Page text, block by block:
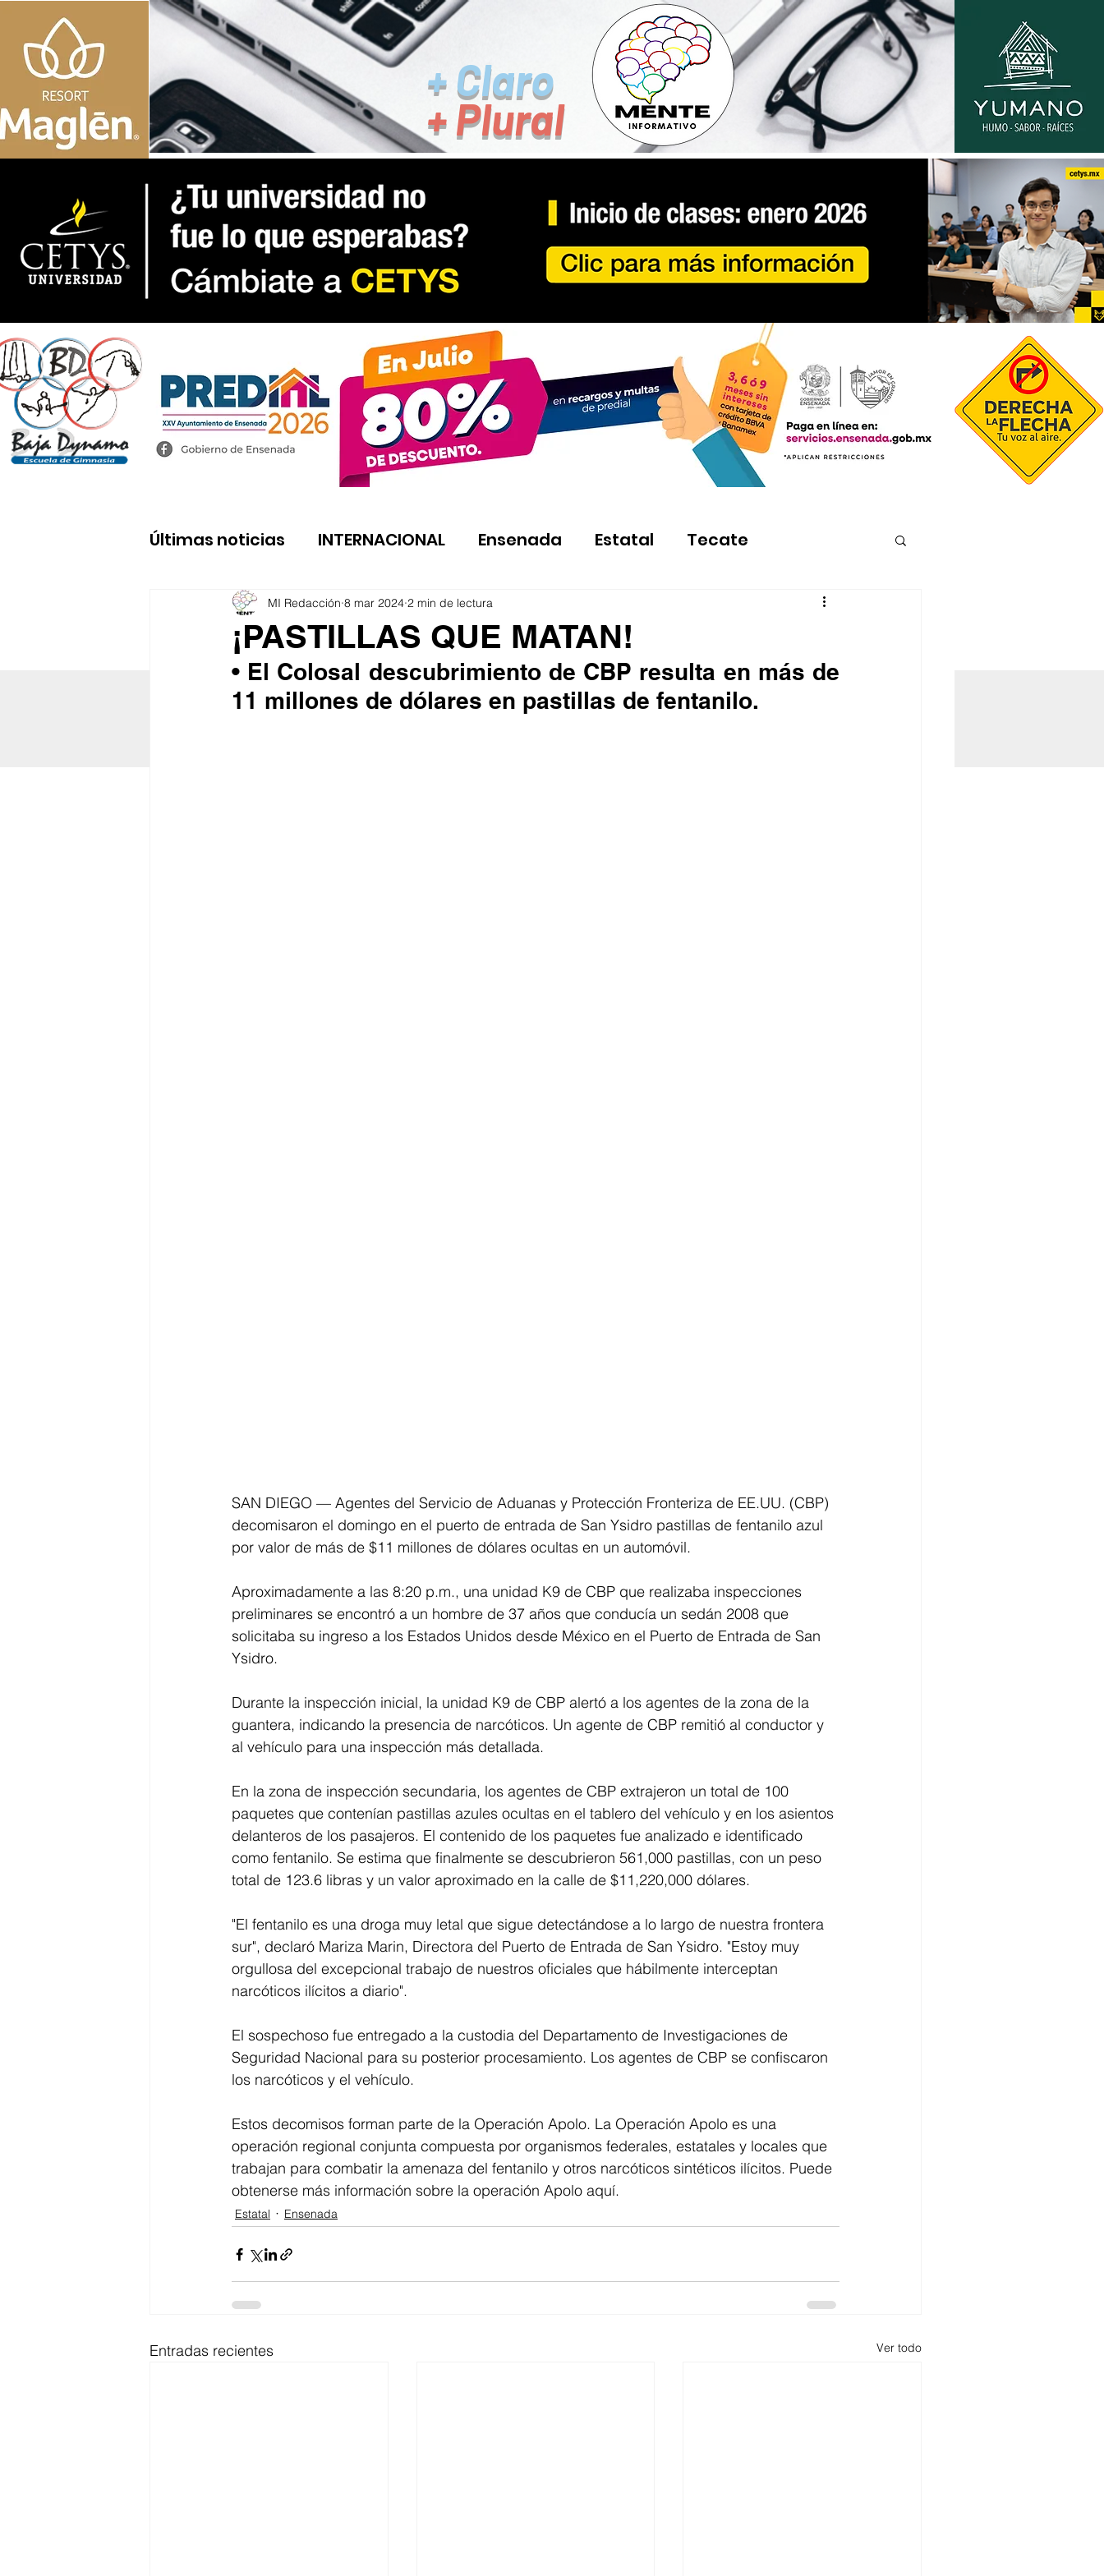
+ Claro
+ Plural
Últimas noticias INTERNACIONAL Ensenada Estatal Tecate
¡PASTILLAS QUE MATAN!
MI Redacción 8 mar 2024 2 min de lectura
• El Colosal descubrimiento de CBP resulta en más de
11 millones de dólares en pastillas de fentanilo.
SAN DIEGO — Agentes del Servicio de Aduanas y Protección Fronteriza de EE.UU. (CBP)
decomisaron el domingo en el puerto de entrada de San Ysidro pastillas de fentanilo azul
por valor de más de $11 millones de dólares ocultas en un automóvil.
Aproximadamente a las 8:20 p.m., una unidad K9 de CBP que realizaba inspecciones
preliminares se encontró a un hombre de 37 años que conducía un sedán 2008 que
solicitaba su ingreso a los Estados Unidos desde México en el Puerto de Entrada de San
Ysidro.
Durante la inspección inicial, la unidad K9 de CBP alertó a los agentes de la zona de la
guantera, indicando la presencia de narcóticos. Un agente de CBP remitió al conductor y
al vehículo para una inspección más detallada.
En la zona de inspección secundaria, los agentes de CBP extrajeron un total de 100
paquetes que contenían pastillas azules ocultas en el tablero del vehículo y en los asientos
delanteros de los pasajeros. El contenido de los paquetes fue analizado e identificado
como fentanilo. Se estima que finalmente se descubrieron 561,000 pastillas, con un peso
total de 123.6 libras y un valor aproximado en la calle de $11,220,000 dólares.
"El fentanilo es una droga muy letal que sigue detectándose a lo largo de nuestra frontera
sur", declaró Mariza Marin, Directora del Puerto de Entrada de San Ysidro. "Estoy muy
orgullosa del excepcional trabajo de nuestros oficiales que hábilmente interceptan
narcóticos ilícitos a diario".
El sospechoso fue entregado a la custodia del Departamento de Investigaciones de
Seguridad Nacional para su posterior procesamiento. Los agentes de CBP se confiscaron
los narcóticos y el vehículo.
Estos decomisos forman parte de la Operación Apolo. La Operación Apolo es una
operación regional conjunta compuesta por organismos federales, estatales y locales que
trabajan para combatir la amenaza del fentanilo y otros narcóticos sintéticos ilícitos. Puede
obtenerse más información sobre la operación Apolo aquí.
Estatal Ensenada
Entradas recientes Ver todo